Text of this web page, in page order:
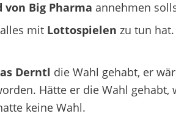
von Big Pharma annehmen
mit Lottospielen zu tun hat.
Derntl die Wahl gehabt, er
Hätte er die Wahl gehabt,
keine Wahl.